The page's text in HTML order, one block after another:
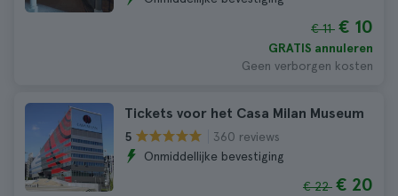
€ 11 € 10
GRATIS annuleren
Geen verborgen kosten
Tickets voor het Casa Milan Museum
5
360 reviews
Onmiddellijke bevestiging
€ 22 € 20